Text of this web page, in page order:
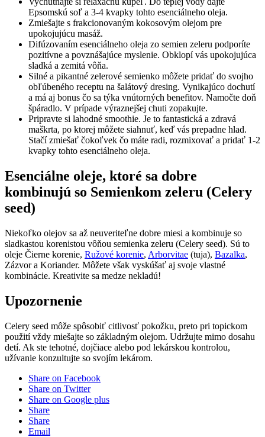
Epsomskú soľ a 3-4 kvapky tohto esenciálneho oleja.
Zmiešajte s frakcionovaným kokosovým olejom pre
upokojujúcu masáž.
Difúzovaním esenciálneho oleja zo semien zeleru podporíte
pozitívne a povznášajúce myslenie. Obklopí vás upokojujúca
sladká a zemitá vôňa.
Silné a pikantné zelerové semienko môžete pridať do svojho
obľúbeného receptu na šalátový dresing. Vynikajúco dochutí
a má aj bonus čo sa týka vnútorných benefitov. Namočte doň
špáradlo. V prípade výraznejšej chuti zopakujte.
Pripravte si lahodné smoothie. Je to fantastická a zdravá
maškrta, po ktorej môžete siahnuť, keď vás prepadne hlad.
Stačí zmiešať čokoľvek čo máte radi, rozmixovať a pridať 1-2
kvapky tohto esenciálneho oleja.
Esenciálne oleje, ktoré sa dobre
kombinujú so Semienkom zeleru (Celery
seed)
Niekoľko olejov sa až neuveriteľne dobre miesi a kombinuje so
sladkastou korenistou vôňou semienka zeleru (Celery seed). Sú to
oleje Čierne korenie, Ružové korenie, Arborvitae (tuja), Bazalka,
Zázvor a Koriander. Môžete však vyskúšať aj svoje vlastné
kombinácie. Kreativite sa medze nekladú!
Upozornenie
Celery seed môže spôsobiť citlivosť pokožku, preto pri topickom
použití vždy miešajte so základným olejom. Udržujte mimo dosahu
detí. Ak ste tehotné, dojčiace alebo pod lekárskou kontrolou,
užívanie konzultujte so svojím lekárom.
Share on Facebook
Share on Twitter
Share on Google plus
Share
Share
Email